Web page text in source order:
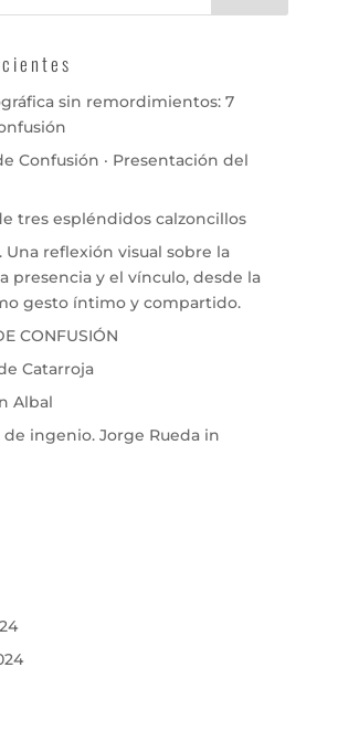
sin remordimientos: 7
Confusión · Presentación del
tres espléndidos calzoncillos
reflexión visual sobre la
presencia y el vínculo, desde la
gesto íntimo y compartido.
CONFUSIÓN
Catarroja
Albal
ingenio. Jorge Rueda in